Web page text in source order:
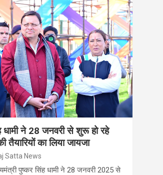
धामी ने 28 जनवरी से शुरू हो रहे
तैयारियों का लिया जायजा
Satta News
पुष्कर सिंह धामी ने 28 जनवरी 2025 से